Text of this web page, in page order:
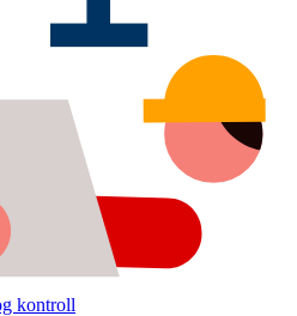
kontroll